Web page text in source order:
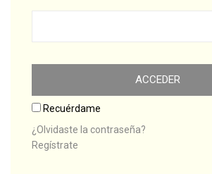
Recuérdame
¿Olvidaste la contraseña?
Regístrate